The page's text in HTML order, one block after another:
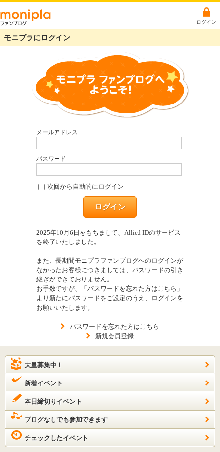
ログイン
モニプラにログイン
メールアドレス
パスワード
次回から自動的にログイン
ログイン
2025年10月6日をもちまして、Allied IDのサービス
を終了いたしました。
また、長期間モニプラファンブログへのログインが
なかったお客様につきましては、パスワードの引き
継ぎができておりません。
お手数ですが、「パスワードを忘れた方はこちら」
より新たにパスワードをご設定のうえ、ログインを
お願いいたします。
パスワードを忘れた方はこちら
新規会員登録
大量募集中！
新着イベント
本日締切りイベント
ブログなしでも参加できます
チェックしたイベント